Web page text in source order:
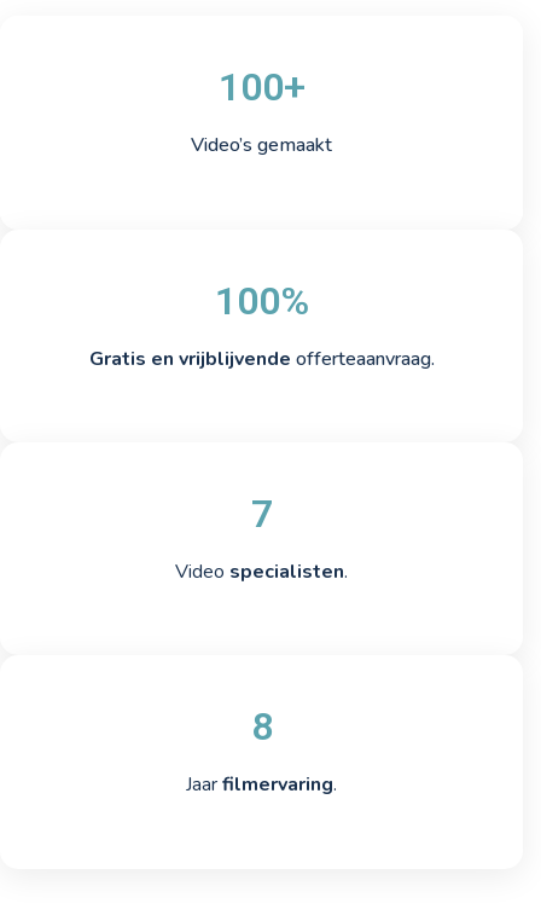
100+
Video’s gemaakt
100%
Gratis en vrijblijvende offerteaanvraag.
7
Video specialisten.
8
Jaarfilmervaring.